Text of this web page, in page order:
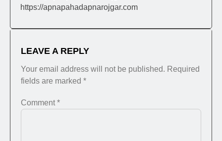
https://apnapahadapnarojgar.com
LEAVE A REPLY
Your email address will not be published. Required
fields are marked *
Comment*